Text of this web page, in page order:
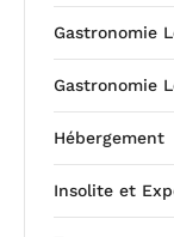
Gastronomie
Gastronomie
Hébergement
Insolite et